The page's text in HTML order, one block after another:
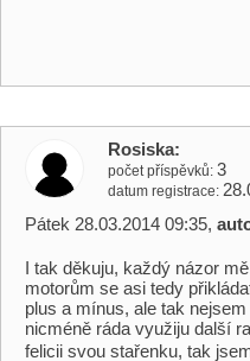
Rosiska
počet příspěvků 3
datum registrace
Pátek 28.03.2014 09:35,
I tak děkuju, každý názor
motorům se asi tedy
plus a mínus, ale tak
nicméně ráda využiju další
felicii svou stařenku, tak